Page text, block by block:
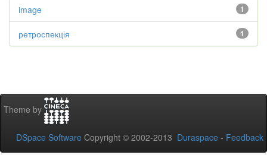
1
image
1
ретроспекція
Theme by
DSpace Software Copyright © 2002-2013 Duraspace - Feedback